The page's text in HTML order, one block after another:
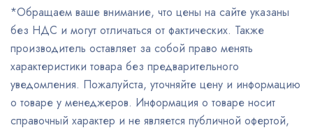
*Обращаем ваше внимание, что цены на сайте указаны
без НДС и могут отличаться от фактических. Также
производитель оставляет за собой право менять
характеристики товара без предварительного
уведомления. Пожалуйста, уточняйте цену и информацию
о товаре у менеджеров. Информация о товаре носит
справочный характер и не является публичной офертой,